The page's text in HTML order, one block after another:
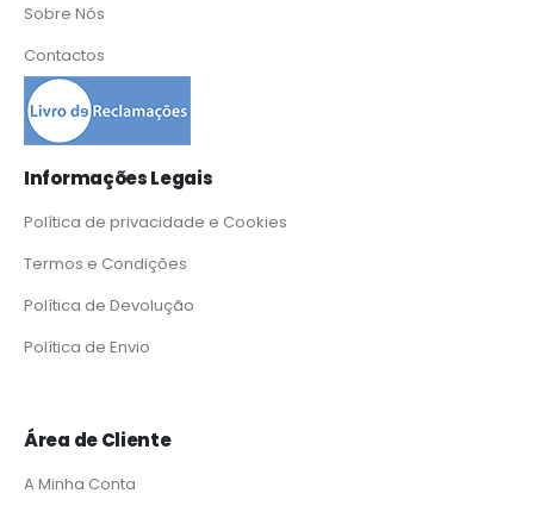
Sobre Nós
Contactos
Informações Legais
Política de privacidade e Cookies
Termos e Condições
Política de Devolução
Política de Envio
Área de Cliente
A Minha Conta